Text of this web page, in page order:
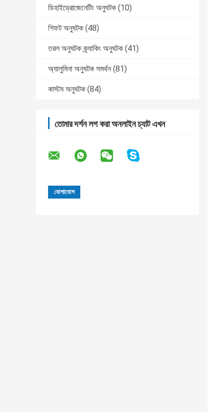
ডিহাইড্রোজেনেটিং অনুঘটক (10)
শিফট অনুঘটক (48)
তরল অনুঘটক ক্র্যাকিং অনুঘটক (41)
অ্যালুমিনা অনুঘটক সমর্থন (81)
কাস্টম অনুঘটক (84)
তোমার দর্শন লগ করা অনলাইন চ্যাট এখন